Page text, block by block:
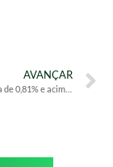
AVANÇAR
Ibovespa tem alta de 0,81% e acima dos 140 mil pontos